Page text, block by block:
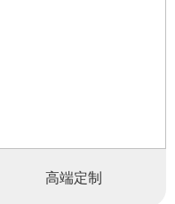
高端定制